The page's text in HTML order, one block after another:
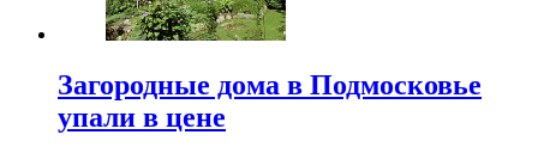
Загородные дома в Подмосковье
упали в цене